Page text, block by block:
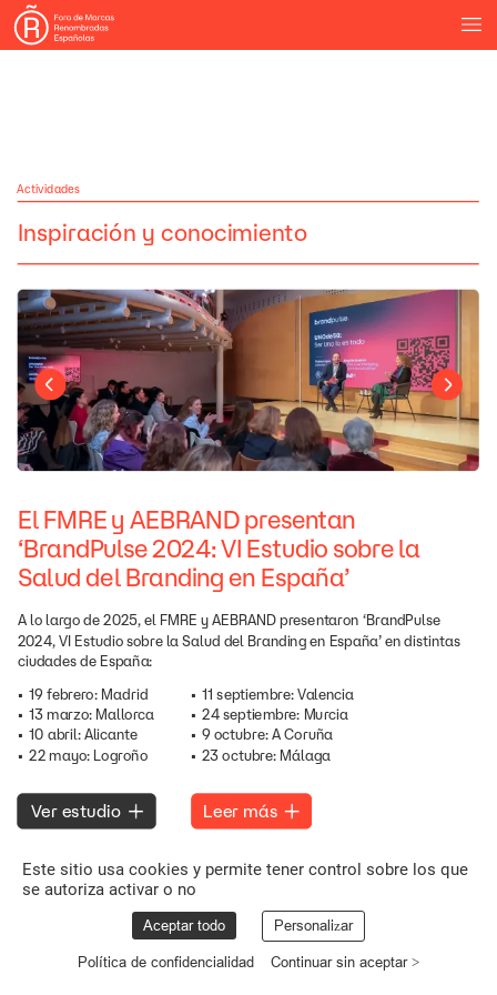
El FMREy AEBRANDpresentan
‘BrandPulse2024:VI Estudio sobrela
Salud del Branding en España’
Leer más
Ver estudio
A lo largo de 2025, el FMRE y AEBRAND presentaron ‘BrandPulse
2024, VI Estudio sobre la Salud del Branding en España’ en distintas
ciudades de España:
• 19 febrero: Madrid
• 13 marzo: Mallorca
• 10 abril: Alicante
• 22 mayo: Logroño
• 11 septiembre: Valencia
• 24 septiembre: Murcia
• 9 octubre: A Coruña
• 23 octubre: Málaga
Actividades
Inspiración y conocimiento
Este sitio usa cookies y permite tener control sobre los que
se autoriza activar o no
Aceptar todo Personalizar
Política de confidencialidad Continuar sin aceptar >